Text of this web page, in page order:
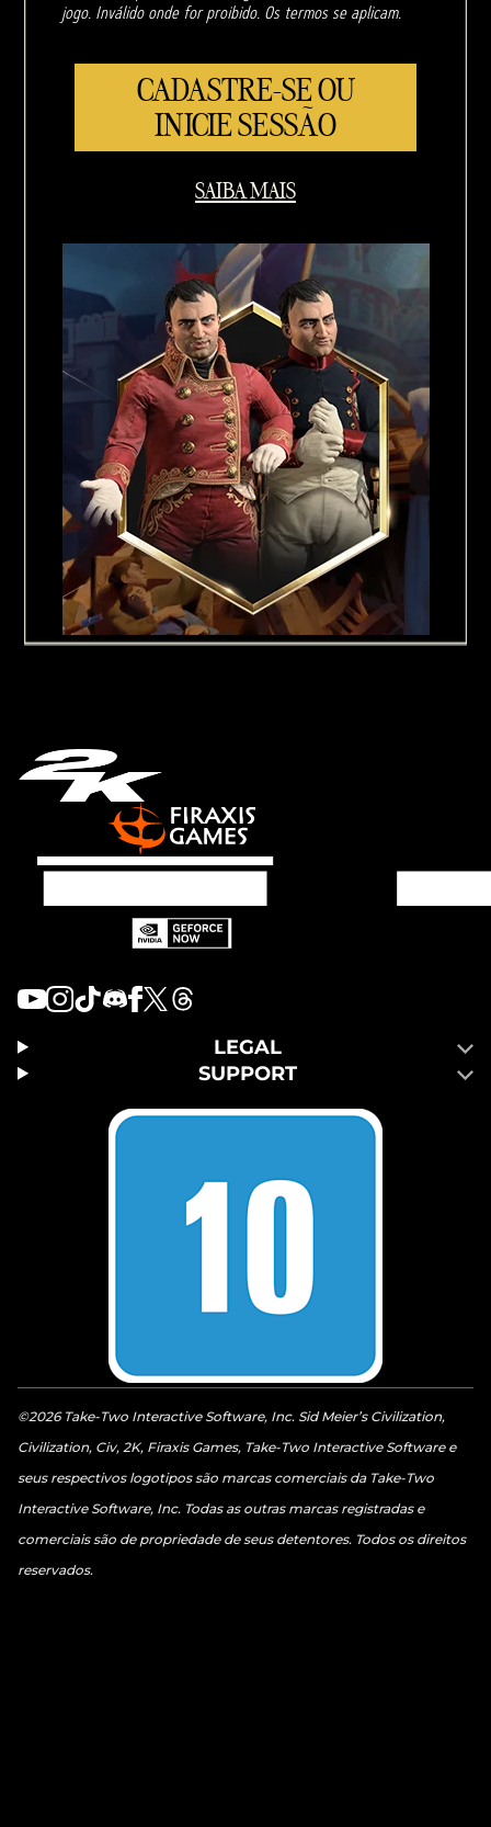
jogo. Inválido onde for proibido. Os termos se aplicam.
CADASTRE-SE OU
INICIE SESSÃO
SAIBA MAIS
LEGAL
SUPPORT
©2026 Take-Two Interactive Software, Inc. Sid Meier’s Civilization,
Civilization, Civ, 2K, Firaxis Games, Take-Two Interactive Software e
seus respectivos logotipos são marcas comerciais da Take-Two
Interactive Software, Inc. Todas as outras marcas registradas e
comerciais são de propriedade de seus detentores. Todos os direitos
reservados.